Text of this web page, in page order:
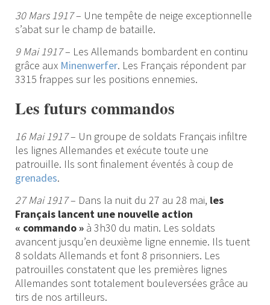
30 Mars 1917– Une tempête de neige exceptionnelle
s’abat sur le champ de bataille.
9 Mai 1917– Les Allemands bombardent en continu
grâce aux Minenwerfer. Les Français répondent par
3315 frappes sur les positions ennemies.
Les futurs commandos
16 Mai 1917– Un groupe de soldats Français infiltre
les lignes Allemandes et exécute toute une
patrouille. Ils sont finalement éventés à coup de
grenades.
27 Mai 1917– Dans la nuit du 27 au 28 mai, les
Français lancent une nouvelle action
« commando » à 3h30 du matin. Les soldats
avancent jusqu’en deuxième ligne ennemie. Ils tuent
8 soldats Allemands et font 8 prisonniers. Les
patrouilles constatent que les premières lignes
Allemandes sont totalement bouleversées grâce au
tirs de nos artilleurs.